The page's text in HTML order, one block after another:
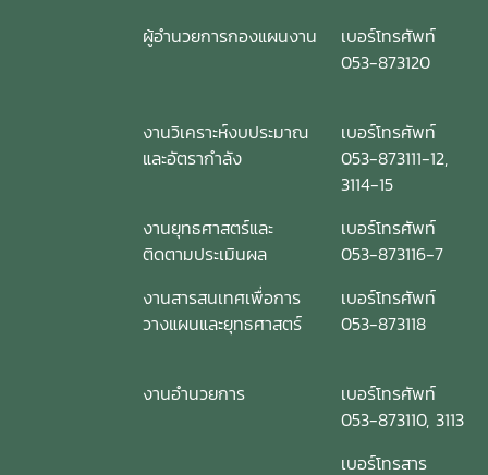
ผู้อำนวยการกองแผนงาน
เบอร์โทรศัพท์
053-873120
งานวิเคราะห์งบประมาณ
และอัตรากำลัง
เบอร์โทรศัพท์
053-873111-12,
3114-15
งานยุทธศาสตร์และ
ติดตามประเมินผล
เบอร์โทรศัพท์
053-873116-7
งานสารสนเทศเพื่อการ
วางแผนและยุทธศาสตร์
เบอร์โทรศัพท์
053-873118
งานอำนวยการ
เบอร์โทรศัพท์
053-873110, 3113
เบอร์โทรสาร